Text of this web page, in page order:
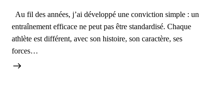
Au fil des années, j’ai développé une conviction simple : un
entraînement efficace ne peut pas être standardisé. Chaque
athlète est différent, avec son histoire, son caractère, ses
forces…